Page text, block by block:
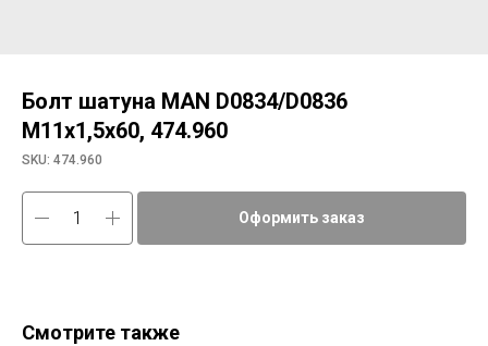
Болт шатуна MAN D0834/D0836
М11х1,5х60, 474.960
SKU: 474.960
Оформить заказ
Смотрите также